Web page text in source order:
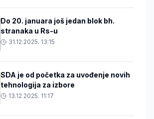
Do 20. januara još jedan blok bh.
stranaka u Rs-u
31.12.2025. 13:15
SDA je od početka za uvođenje novih
tehnologija za izbore
13.12.2025. 11:17